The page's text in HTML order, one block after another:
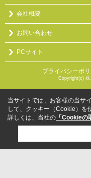
会社概要
お問い合わせ
PCサイト
プライバシーポ
Copyright(c) 株
当サイトでは、お客様の当サ
して、クッキー（Cookie）を
詳しくは、当社の 「Cookieの